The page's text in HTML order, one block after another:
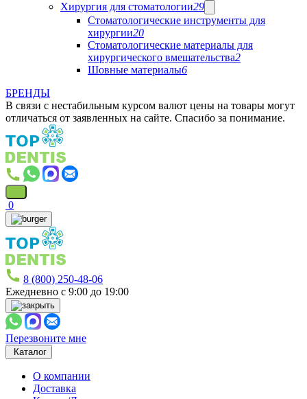
Хирургия для стоматологии29
Стоматологические инструменты для
хирургии20
Стоматологические материалы для
хирургического вмешательства2
Шовные материалы6
БРЕНДЫ
В связи с нестабильным курсом валют цены на товары могут
отличаться от заявленных на сайте. Спасибо за понимание.
0
8 (800) 250-48-06
Ежедневно с 9:00 до 19:00
Перезвоните мне
Каталог
О компании
Доставка